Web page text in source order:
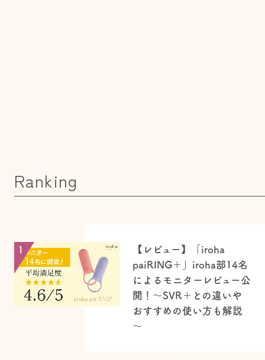
Ranking
1
【レビュー】「iroha
paiRING＋」iroha部14名
によるモニターレビュー公
開！～SVR＋との違いや
おすすめの使い方も解説
～